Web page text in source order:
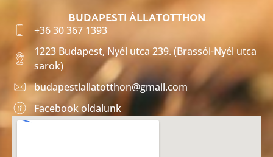
BUDAPESTI ÁLLATOTTHON
+36 30 367 1393
1223 Budapest, Nyél utca 239. (Brassói-Nyél utca
sarok)
budapestiallatotthon@gmail.com
Facebook oldalunk